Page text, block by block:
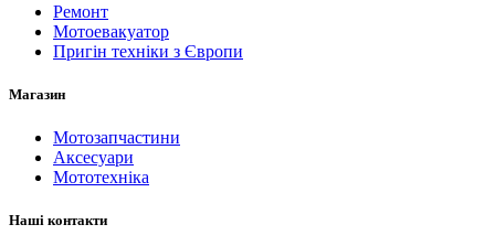
Ремонт
Мотоевакуатор
Пригін техніки з Європи
Магазин
Мотозапчастини
Аксесуари
Мототехніка
Наші контакти